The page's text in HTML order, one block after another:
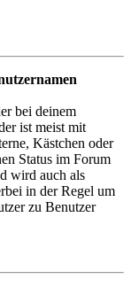
bei deinem
ist meist mit
Kästchen oder
Status im Forum
wird auch als
in der Regel um
zu Benutzer